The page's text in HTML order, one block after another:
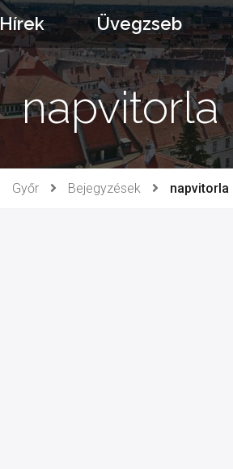
Hírek Üvegzseb
napvitorla
Győr Bejegyzések napvitorla